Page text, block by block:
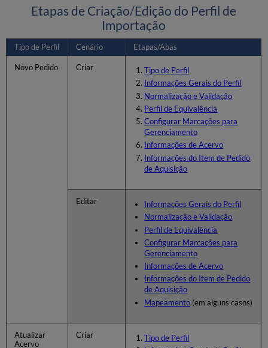
fazem
parte
um
campo
de
Área
da
Comunidade
Etapas de Criação/Edição do Perfil de
Importação
Tipo de Perfil Cenário Etapas/Abas
Novo Pedido Criar
Tipo de Perfil
Informações Gerais do Perfil
Normalização e Validação
Perfil de Equivalência
Configurar Marcações para
Gerenciamento
Informações de Acervo
Informações do Item de Pedido
de Aquisição
Editar
Informações Gerais do Perfil
Normalização e Validação
Perfil de Equivalência
Configurar Marcações para
Gerenciamento
Informações de Acervo
Informações do Item de Pedido
de Aquisição
Mapeamento (em alguns casos)
Atualizar
Acervo
Criar
Tipo de Perfil